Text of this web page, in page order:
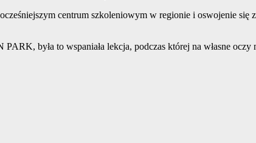
centrum szkoleniowym w regionie i oswojenie
była to wspaniała lekcja, podczas której na własne